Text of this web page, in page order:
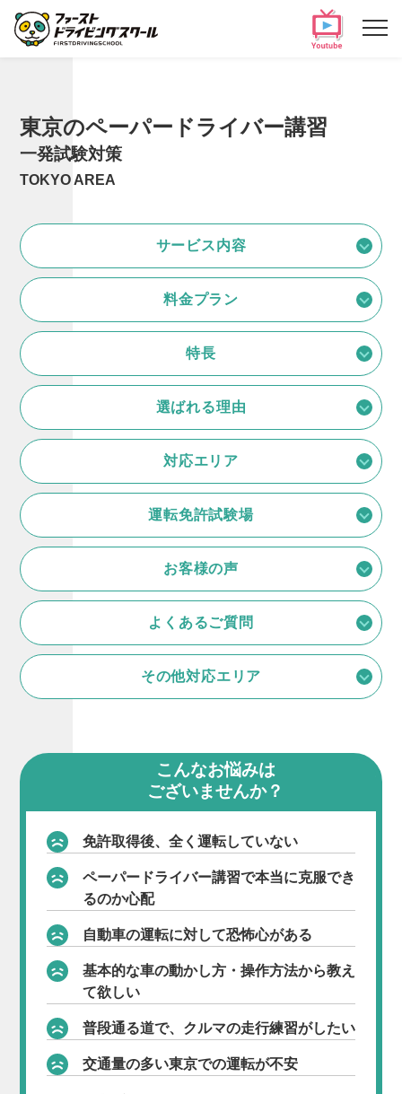
東京のペーパードライバー講習
一発試験対策
TOKYO AREA
サービス内容
料金プラン
特長
選ばれる理由
対応エリア
運転免許試験場
お客様の声
よくあるご質問
その他対応エリア
こんなお悩みは
ございませんか？
免許取得後、全く運転していない
ペーパードライバー講習で本当に克服でき
るのか心配
自動車の運転に対して恐怖心がある
基本的な車の動かし方・操作方法から教え
て欲しい
普段通る道で、クルマの走行練習がしたい
交通量の多い東京での運転が不安